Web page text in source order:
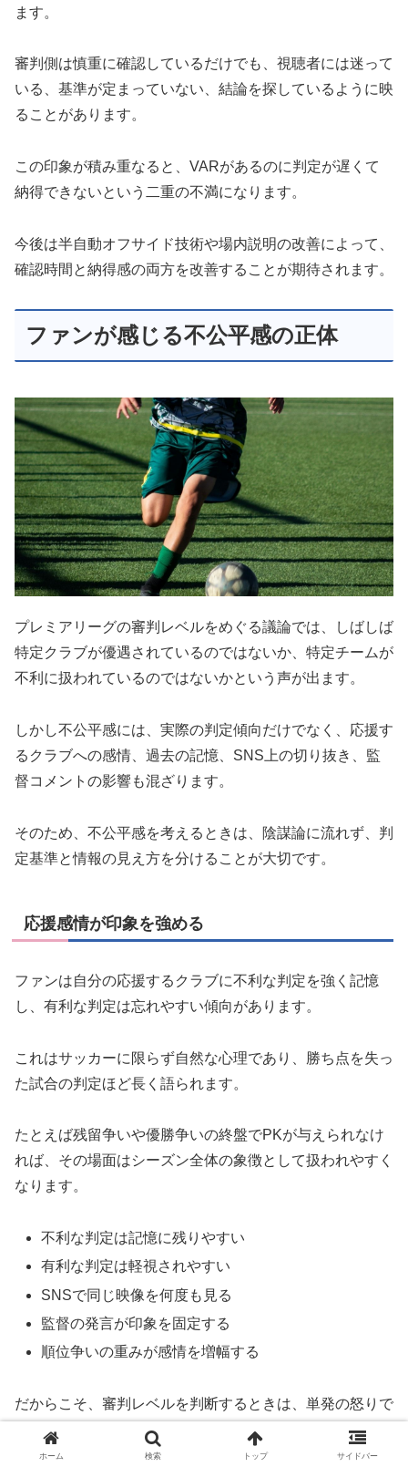
ます。
審判側は慎重に確認しているだけでも、視聴者には迷って
いる、基準が定まっていない、結論を探しているように映
ることがあります。
この印象が積み重なると、VARがあるのに判定が遅くて
納得できないという二重の不満になります。
今後は半自動オフサイド技術や場内説明の改善によって、
確認時間と納得感の両方を改善することが期待されます。
ファンが感じる不公平感の正体
プレミアリーグの審判レベルをめぐる議論では、しばしば
特定クラブが優遇されているのではないか、特定チームが
不利に扱われているのではないかという声が出ます。
しかし不公平感には、実際の判定傾向だけでなく、応援す
るクラブへの感情、過去の記憶、SNS上の切り抜き、監
督コメントの影響も混ざります。
そのため、不公平感を考えるときは、陰謀論に流れず、判
定基準と情報の見え方を分けることが大切です。
応援感情が印象を強める
ファンは自分の応援するクラブに不利な判定を強く記憶
し、有利な判定は忘れやすい傾向があります。
これはサッカーに限らず自然な心理であり、勝ち点を失っ
た試合の判定ほど長く語られます。
たとえば残留争いや優勝争いの終盤でPKが与えられなけ
れば、その場面はシーズン全体の象徴として扱われやすく
なります。
不利な判定は記憶に残りやすい
有利な判定は軽視されやすい
SNSで同じ映像を何度も見る
監督の発言が印象を固定する
順位争いの重みが感情を増幅する
だからこそ、審判レベルを判断するときは、単発の怒りで
はなく、複数試合、複数クラブ、複数の判定カテゴリを見
比べる姿勢が必要です。
ホーム 検索 トップ サイドバー